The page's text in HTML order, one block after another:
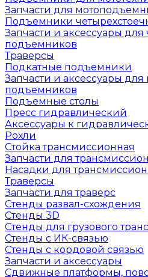
Запчасти для
Подъемники
Запчасти и аксессуары для
подъемников
Траверсы
Подкатные подъемники
Запчасти и аксессуары для
подъемников
Подъемные столы
Пресс гидравлический
Аксессуары к
Рохли
Стойка трансмиссионная
Запчасти для
Насадки для
Траверсы
Запчасти для траверс
Стенды развал-схождения
Стенды 3D
Стенды для грузового
Стенды с ИК-связью
Стенды с кордовой связью
Запчасти и аксессуары
Сдвижные платформы,